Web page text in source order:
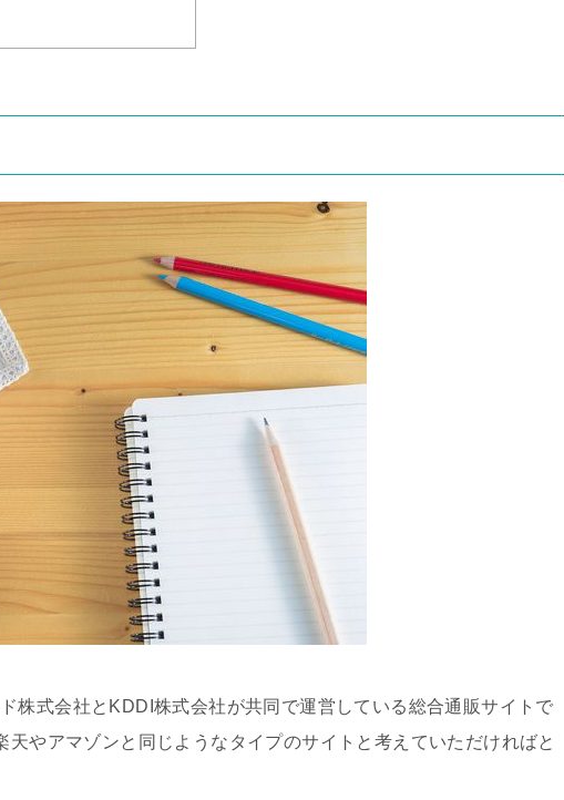
株式会社とKDDI株式会社が共同で運営している総合通販サイトで
やアマゾンと同じようなタイプのサイトと考えていただければと